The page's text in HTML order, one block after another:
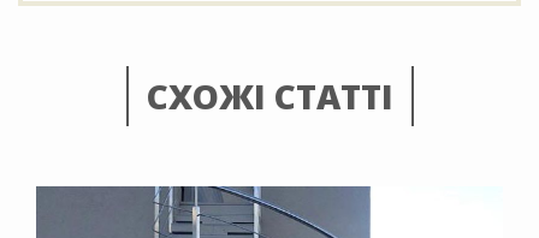
СХОЖІ СТАТТІ